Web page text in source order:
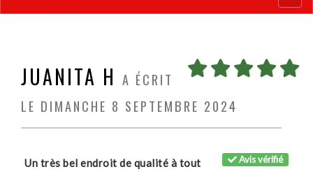
JUANITA H A ÉCRIT
LE DIMANCHE 8 SEPTEMBRE 2024
Avis vérifié
Un très bel endroit de qualité à tout